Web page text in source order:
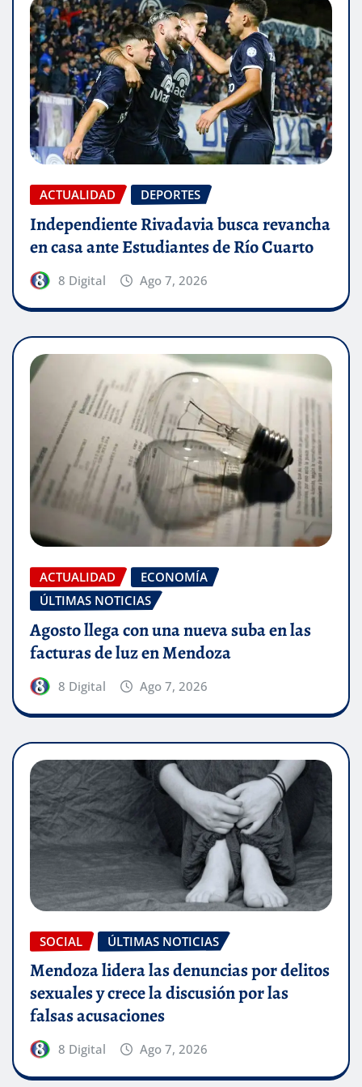
ACTUALIDAD DEPORTES
Independiente Rivadavia busca revancha
en casa ante Estudiantes de Río Cuarto
8 Digital Ago 7, 2026
ACTUALIDAD
ECONOMÍA
ÚLTIMAS NOTICIAS
Agosto llega con una nueva suba en las
facturas de luz en Mendoza
8 Digital Ago 7, 2026
SOCIAL ÚLTIMAS NOTICIAS
Mendoza lidera las denuncias por delitos
sexuales y crece la discusión por las
falsas acusaciones
8 Digital Ago 7, 2026